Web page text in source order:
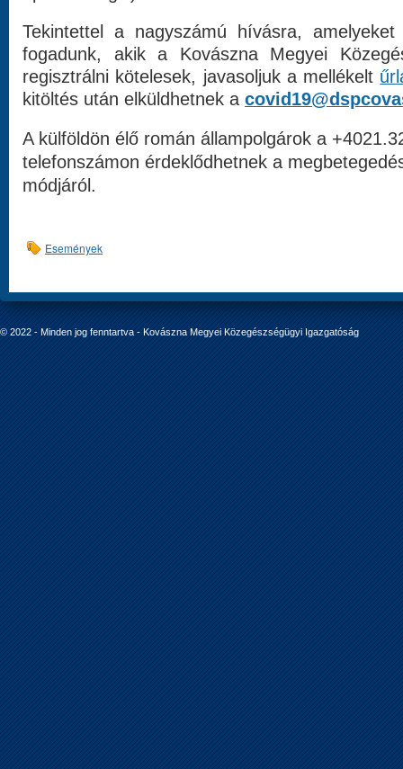
Tekintettel a nagyszámú hívásra,
fogadunk, akik a Kovászna Megyei
regisztrálni kötelesek, javasoljuk a mellékelt
kitöltés után elküldhetnek a
A külföldön élő román állampolgárok a
telefonszámon érdeklődhetnek a
módjáról.
Események
© 2022 - Minden jog fenntartva - Kovászna Megyei Közegészségügyi Igazgatóság